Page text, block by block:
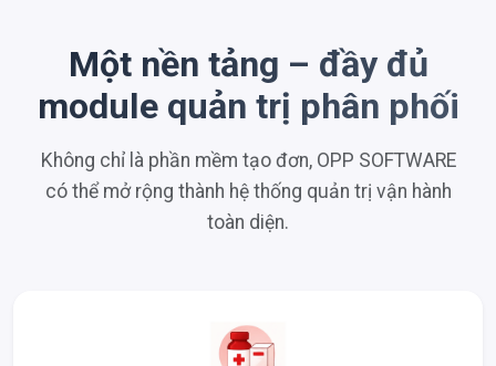
Một nền tảng – đầy đủ
module quản trị phân phối
Không chỉ là phần mềm tạo đơn, OPP SOFTWARE
có thể mở rộng thành hệ thống quản trị vận hành
toàn diện.